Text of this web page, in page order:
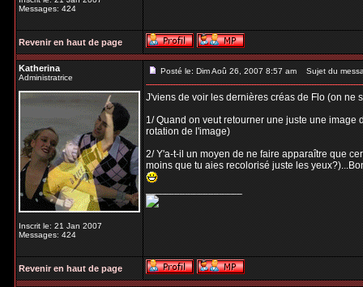
Messages: 424
Revenir en haut de page
Katherina
Administratrice
Inscrit le: 21 Jan 2007
Messages: 424
Posté le: Dim Aoû 26, 2007 8:57 am Sujet du
J'viens de voir les dernières créas de Flo (on ne
1/ Quand on veut retourner une juste une image
rotation de l'image)
2/ Y'a-t-il un moyen de ne faire apparaître que
moins que tu aies recolorisé juste les
_________________
Revenir en haut de page